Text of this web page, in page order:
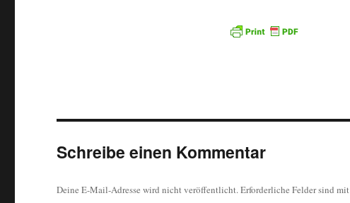
Schreibe einen Kommentar
Deine E-Mail-Adresse wird nicht veröffentlicht.Erforderliche Felder sind mit